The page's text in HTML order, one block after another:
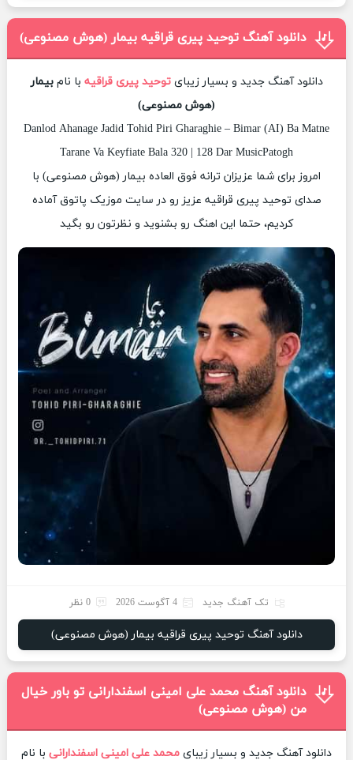
دانلود آهنگ توحید پیری قراقیه بیمار (هوش مصنوعی)
دانلود آهنگ جدید و بسیار زیبایتوحید پیری قراقیه با نامبیمار
(هوش مصنوعی)
Danlod Ahanage Jadid Tohid Piri Gharaghie – Bimar (AI) Ba Matne
Tarane Va Keyfiate Bala 320 | 128 Dar MusicPatogh
امروز برای شما عزیزان ترانه فوق العاده بیمار (هوش مصنوعی) با
صدای توحید پیری قراقیه عزیز رو در سایت موزیک پاتوق آماده
کردیم، حتما این اهنگ رو بشنوید و نظرتون رو بگید
تک آهنگ جدید 4 آگوست 2026 0 نظر
دانلود آهنگ توحید پیری قراقیه بیمار (هوش مصنوعی)
دانلود آهنگ محمد علی امینی اسفندارانی تو باور خیال
من (هوش مصنوعی)
دانلود آهنگ جدید و بسیار زیبای محمد علی امینی اسفندارانی با نام